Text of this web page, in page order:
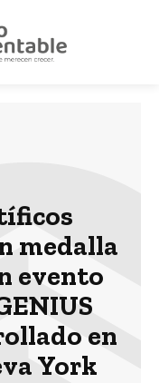
medalla
evento
en
York